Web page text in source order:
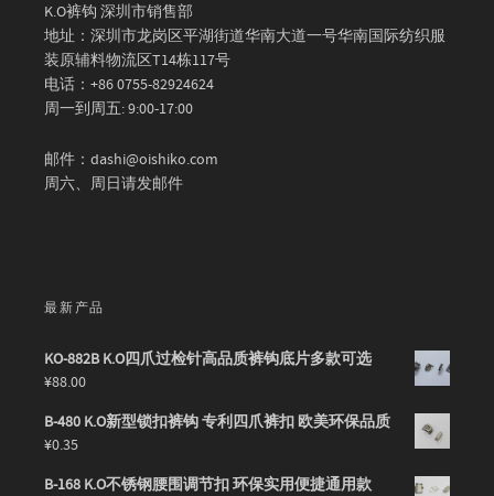
K.O裤钩 深圳市销售部
地址：深圳市龙岗区平湖街道华南大道一号华南国际纺织服
装原辅料物流区T14栋117号
电话：+86 0755-82924624
周一到周五: 9:00-17:00
邮件：dashi@oishiko.com
周六、周日请发邮件
最新产品
KO-882B K.O四爪过检针高品质裤钩底片多款可选
¥88.00
B-480 K.O新型锁扣裤钩 专利四爪裤扣 欧美环保品质
¥0.35
B-168 K.O不锈钢腰围调节扣 环保实用便捷通用款